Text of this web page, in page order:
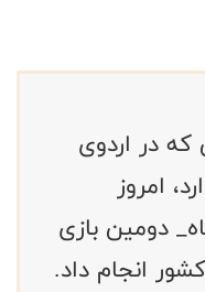
در اردوی
امروز
دومین بازی
انجام داد.